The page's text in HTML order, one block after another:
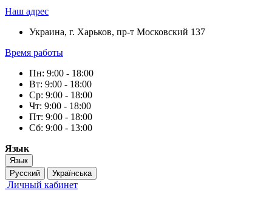
Наш адрес
Украина, г. Харьков, пр-т Московский 137
Время работы
Пн: 9:00 - 18:00
Вт: 9:00 - 18:00
Ср: 9:00 - 18:00
Чт: 9:00 - 18:00
Пт: 9:00 - 18:00
Сб: 9:00 - 13:00
Язык
Язык
Русский
Українська
Личный кабинет